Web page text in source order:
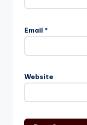
Email *
Website